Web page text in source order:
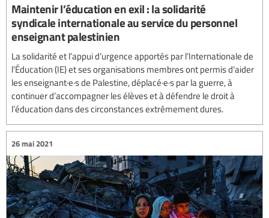
Maintenir l’éducation en exil : la solidarité
syndicale internationale au service du personnel
enseignant palestinien
La solidarité et l’appui d’urgence apportés par l’Internationale de
l’Éducation (IE) et ses organisations membres ont permis d’aider
les enseignant·e·s de Palestine, déplacé·e·s par la guerre, à
continuer d’accompagner les élèves et à défendre le droit à
l’éducation dans des circonstances extrêmement dures.
26 mai 2021